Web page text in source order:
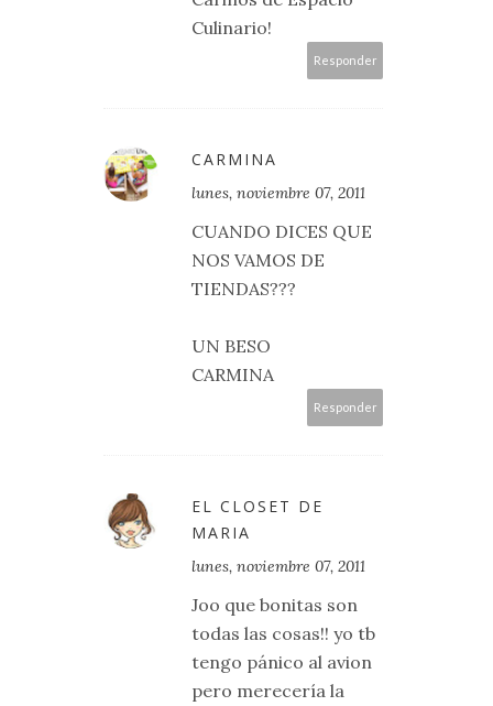
Culinario!
Responder
CARMINA
lunes, noviembre 07, 2011
CUANDO DICES QUE
NOS VAMOS DE
TIENDAS???
UN BESO
CARMINA
Responder
EL CLOSET DE
MARIA
lunes, noviembre 07, 2011
Joo que bonitas son
todas las cosas!! yo tb
tengo pánico al avion
pero merecería la